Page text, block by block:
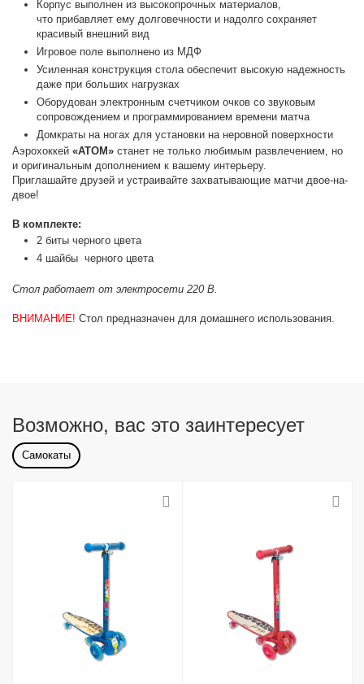
Корпус выполнен из высокопрочных материалов,
что прибавляет ему долговечности и надолго сохраняет
красивый внешний вид
Игровое поле выполнено из МДФ
Усиленная конструкция стола обеспечит высокую надежность
даже при больших нагрузках
Оборудован электронным счетчиком очков со звуковым
сопровождением и программированием времени матча
Домкраты на ногах для установки на неровной поверхности
Аэрохоккей«ATOM»станет не только любимым развлечением, но
и оригинальным дополнением к вашему интерьеру.
Приглашайте друзей и устраивайте захватывающие матчи двое-на-
двое!
В комплекте:
2 биты черного цвета
4 шайбы черного цвета
Стол работает от электросети 220 В.
ВНИМАНИЕ! Стол предназначен для домашнего использования.
Возможно, вас это заинтересует
Самокаты